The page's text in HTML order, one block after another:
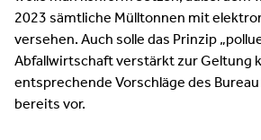
2023 sämtliche Mülltonnen mit
versehen. Auch solle das Prinzip
Abfallwirtschaft verstärkt zur Geltung
entsprechende Vorschläge des
bereits vor.